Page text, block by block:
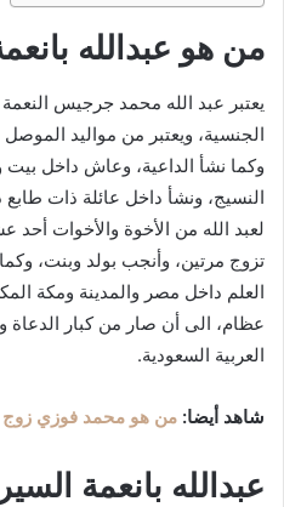
من هو عبدالله
يعتبر عبد الله محمد جرجيس
وكما نشأ الداعية، وعاش داخل
النسيج، ونشأ داخل عائلة ذات طابع
لعبد الله من الأخوة والأخوات
تزوج مرتين، وأنجب بولد وبنت،
العلم داخل مصر والمدينة ومكة
عظام، الى أن صار من كبار الدعاة
العربية السعودية.
شاهد أيضا: من هو محمد فوزي زوج
عبدالله بانعمة